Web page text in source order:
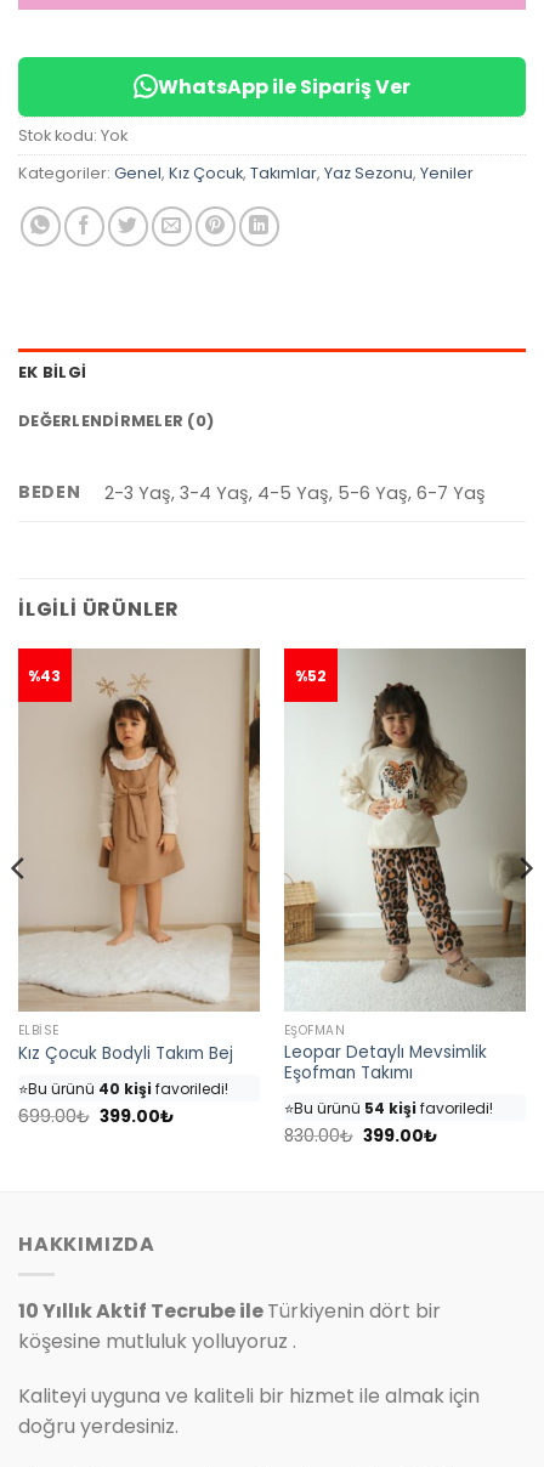
WhatsApp ile Sipariş Ver
Stok kodu: Yok
Kategoriler: Genel, Kız Çocuk, Takımlar, Yaz Sezonu, Yeniler
EK BILGI
DEĞERLENDIRMELER (0)
BEDEN 2-3 Yaş, 3-4 Yaş, 4-5 Yaş, 5-6 Yaş, 6-7 Yaş
İLGILI ÜRÜNLER
%43
ELBISE
Kız Çocuk Bodyli Takım Bej
👀Şu an35 kişiinceliyor!
⭐️Bu ürünü 40 kişi favoriledi!
🛒18 kişisepetine ekledi!
699.00₺ Orijinal
399.00₺Şu
%52
EŞOFMAN
Leopar Detaylı Mevsimlik
Eşofman Takımı
👀Şu an46 kişiinceliyor!
⭐️Bu ürünü 54 kişi favoriledi!
🛒25 kişisepetine ekledi!
830.00₺ Orijinal
399.00₺Şu
HAKKIMIZDA
10 Yıllık Aktif Tecrube ileTürkiyenin dört bir
köşesine mutluluk yolluyoruz .
Kaliteyi uyguna ve kaliteli bir hizmet ile almak için
doğru yerdesiniz.